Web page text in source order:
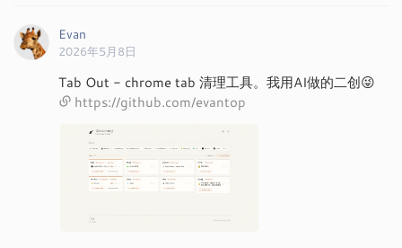
Evan
2026年5月8日
Tab Out - chrome tab 清理工具。我用AI做的二创😜
https://github.com/evantop